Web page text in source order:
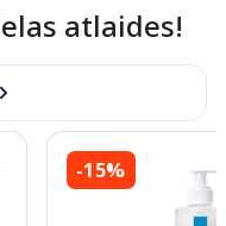
atlaides!
-15%